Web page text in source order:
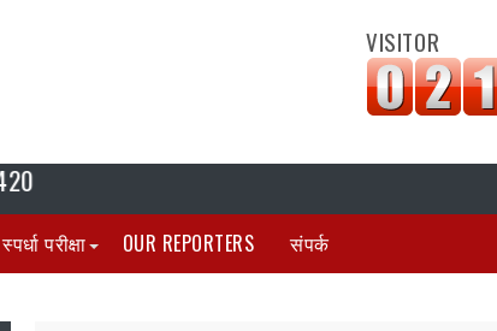
VISITOR
स्पर्धा परीक्षा OUR REPORTERS संपर्क